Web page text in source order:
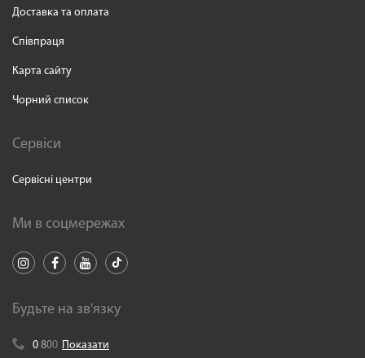
Доставка та оплата
Співпраця
Карта сайту
Чорний список
Сервіси
Сервісні центри
Ми в соцмережах
Будьте на зв'язку
0 800 Показати